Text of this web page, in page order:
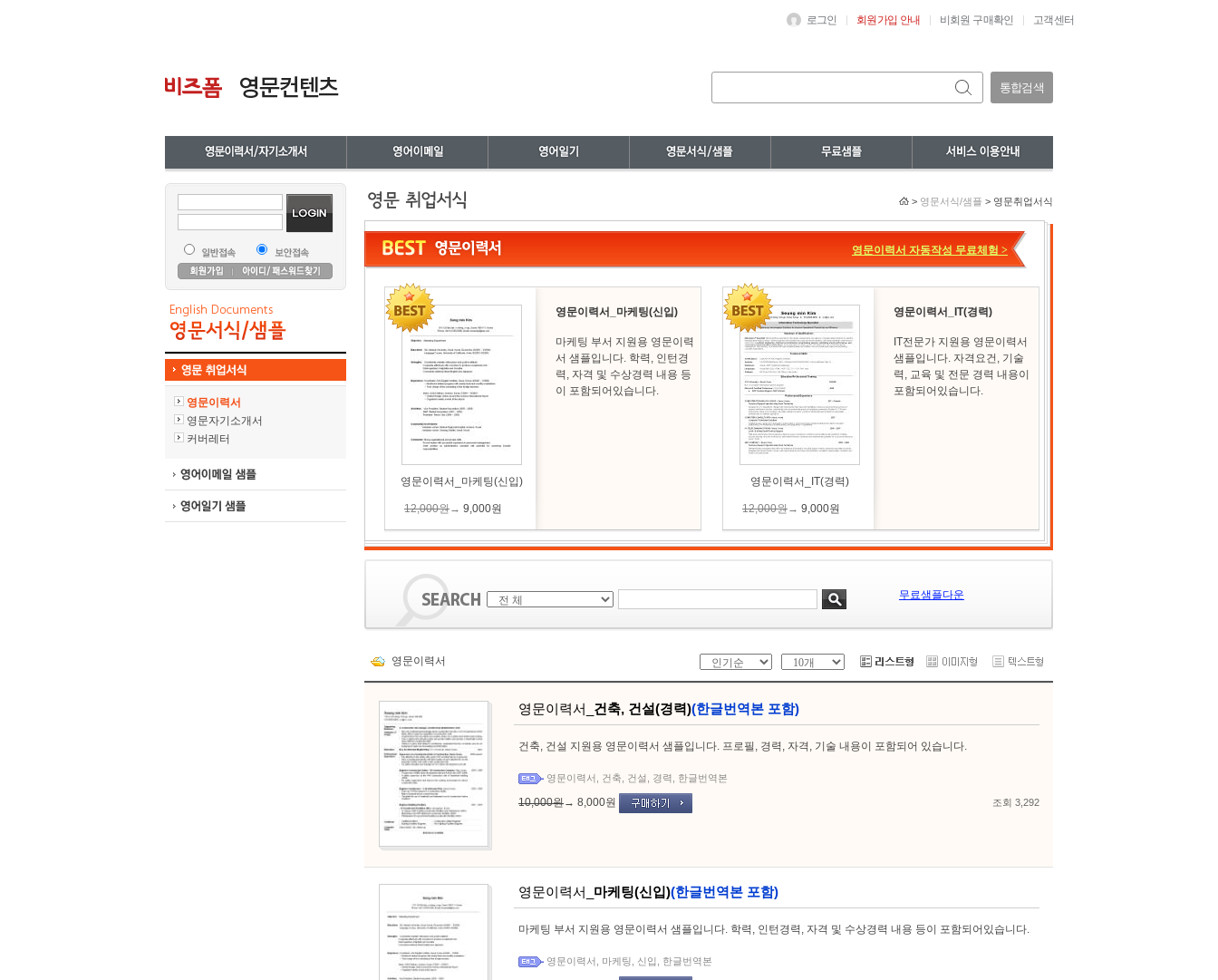
로그인 회원가입 안내 비회원 구매확인 고객센터
통합검색
영문이력서
영문자기소개서
커버레터
> 영문서식/샘플 > 영문취업서식
영문이력서 자동작성 무료체험 >
영문이력서_마케팅(신입)
12,000원→ 9,000원
영문이력서_마케팅(신입)
마케팅 부서 지원용 영문이력
서 샘플입니다. 학력, 인턴경
력, 자격 및 수상경력 내용 등
이 포함되어있습니다.
영문이력서_IT(경력)
12,000원→ 9,000원
영문이력서_IT(경력)
IT전문가 지원용 영문이력서
샘플입니다. 자격요건, 기술
력, 교육 및 전문 경력 내용이
포함되어있습니다.
무료샘플다운
영문이력서
영문이력서_ 건축, 건설(경력)(한글번역본 포함)
건축, 건설 지원용 영문이력서 샘플입니다. 프로필, 경력, 자격, 기술 내용이 포함되어 있습니다.
영문이력서 건축 건설 경력 한글번역본
10,000원→ 8,000원 조회 3,292
영문이력서_ 마케팅(신입)(한글번역본 포함)
마케팅 부서 지원용 영문이력서 샘플입니다. 학력, 인턴경력, 자격 및 수상경력 내용 등이 포함되어있습니다.
영문이력서 마케팅 신입 한글번역본